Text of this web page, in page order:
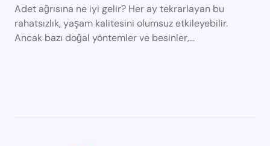
Adet ağrısına ne iyi gelir? Her ay tekrarlayan bu
rahatsızlık, yaşam kalitesini olumsuz etkileyebilir.
Ancak bazı doğal yöntemler ve besinler,…